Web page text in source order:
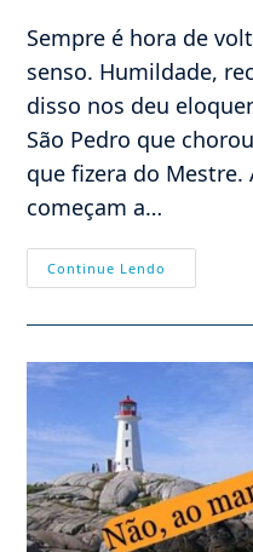
Sempre é hora de
senso. Humildade,
disso nos deu
São Pedro que
que fizera do Mestre.
começam a…
Continue Lendo
Extingue
De